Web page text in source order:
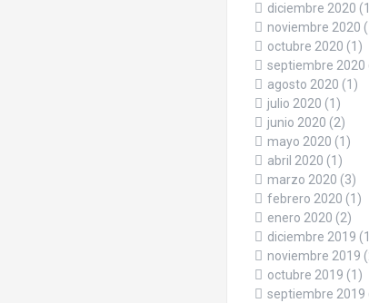
diciembre 2020
noviembre 2020
octubre 2020 (1)
septiembre 2020
agosto 2020 (1)
julio 2020 (1)
junio 2020 (2)
mayo 2020 (1)
abril 2020 (1)
marzo 2020 (3)
febrero 2020 (1)
enero 2020 (2)
diciembre 2019
noviembre 2019
octubre 2019 (1)
septiembre 2019